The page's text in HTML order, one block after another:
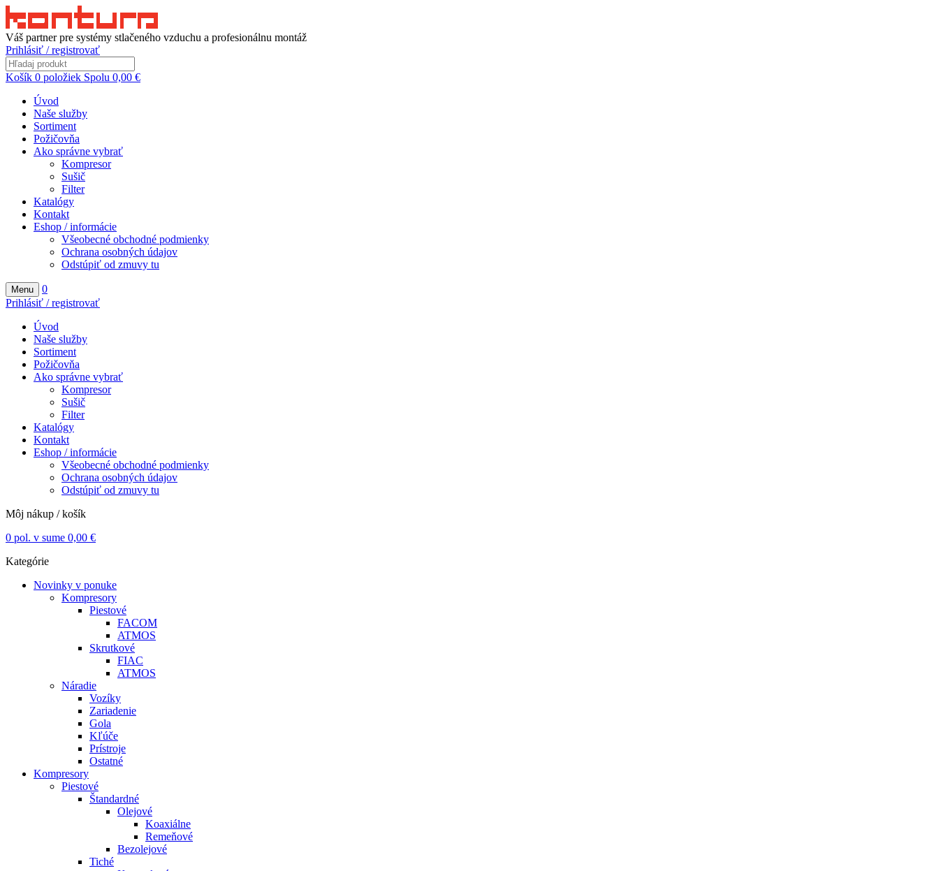
Váš partner pre systémy stlačeného vzduchu a profesionálnu montáž
Prihlásiť / registrovať
Košík 0 položiek Spolu 0,00 €
Úvod
Naše služby
Sortiment
Požičovňa
Ako správne vybrať
Kompresor
Sušič
Filter
Katalógy
Kontakt
Eshop / informácie
Všeobecné obchodné podmienky
Ochrana osobných údajov
Odstúpiť od zmuvy tu
Menu
0
Prihlásiť / registrovať
Úvod
Naše služby
Sortiment
Požičovňa
Ako správne vybrať
Kompresor
Sušič
Filter
Katalógy
Kontakt
Eshop / informácie
Všeobecné obchodné podmienky
Ochrana osobných údajov
Odstúpiť od zmuvy tu
Môj nákup / košík
0 pol. v sume 0,00 €
Kategórie
Novinky v ponuke
Kompresory
Piestové
FACOM
ATMOS
Skrutkové
FIAC
ATMOS
Náradie
Vozíky
Zariadenie
Gola
Kľúče
Prístroje
Ostatné
Kompresory
Piestové
Štandardné
Olejové
Koaxiálne
Remeňové
Bezolejové
Tiché